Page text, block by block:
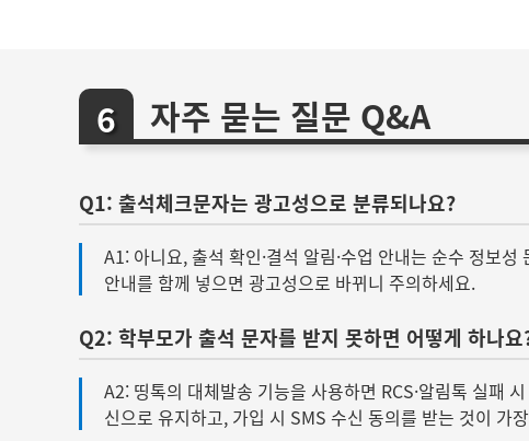
자주 묻는 질문 Q&A
Q1: 출석체크문자는 광고성으로 분류되나요?
A1: 아니요, 출석 확인·결석 알림·수업 안내는 순수 정보
안내를 함께 넣으면 광고성으로 바뀌니 주의하세요.
Q2: 학부모가 출석 문자를 받지 못하면 어떻게 하나요
A2: 띵톡의 대체발송 기능을 사용하면 RCS·알림톡 실패
신으로 유지하고, 가입 시 SMS 수신 동의를 받는 것이 가